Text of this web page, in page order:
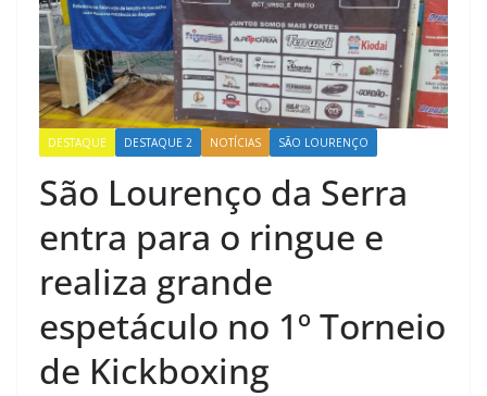
DESTAQUE DESTAQUE 2 NOTÍCIAS SÃO LOURENÇO
São Lourenço da Serra
entra para o ringue e
realiza grande
espetáculo no 1º Torneio
de Kickboxing